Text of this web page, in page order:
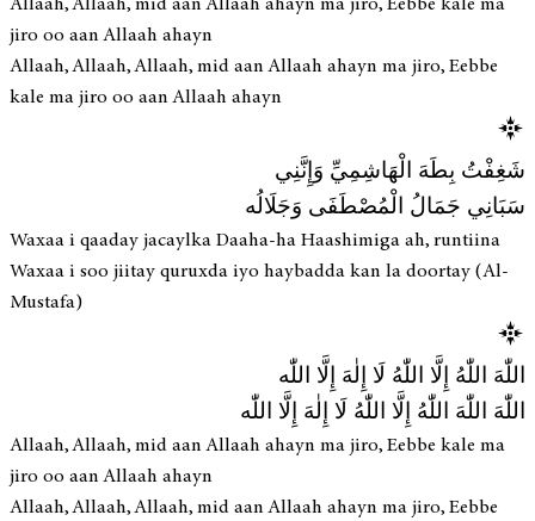
jiro oo aan Allaah ahayn
Allaah, Allaah, Allaah, mid aan Allaah ahayn ma jiro, Eebbe
kale ma jiro oo aan Allaah ahayn
شَغِفْتُ بِطَهَ الْهَاشِمِيِّ وَإِنَّنِي
سَبَانِي جَمَالُ الْمُصْطَفَى وَجَلَالُه
Waxaa i qaaday jacaylka Daaha-ha Haashimiga ah, runtiina
Waxaa i soo jiitay quruxda iyo haybadda kan la doortay (Al-
Mustafa)
اللّٰهَ اللّٰهُ إِلَّا اللّٰهُ لَا إِلٰهَ إِلَّا اللّٰه
اللّٰهَ اللّٰهَ اللّٰهُ إِلَّا اللّٰهُ لَا إِلٰهَ إِلَّا اللّٰه
Allaah, Allaah, mid aan Allaah ahayn ma jiro, Eebbe kale ma
jiro oo aan Allaah ahayn
Allaah, Allaah, Allaah, mid aan Allaah ahayn ma jiro, Eebbe